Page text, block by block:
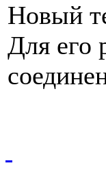
Новый
Для его